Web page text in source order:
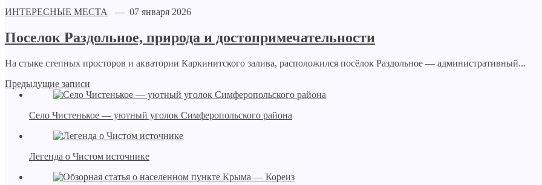
ИНТЕРЕСНЫЕ МЕСТА — 07 января 2026
Поселок Раздольное, природа и достопримечательности
На стыке степных просторов и акватории Каркинитского залива, расположился посёлок Раздольное — административный...
Предыдущие записи
Село Чистенькое — уютный уголок Симферопольского района
Легенда о Чистом источнике